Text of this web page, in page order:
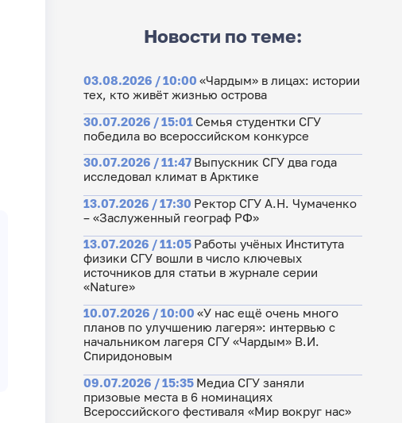
Новости по теме:
03.08.2026 / 10:00 «Чардым» в лицах: истории
тех, кто живёт жизнью острова
30.07.2026 / 15:01 Семья студентки СГУ
победила во всероссийском конкурсе
30.07.2026 / 11:47 Выпускник СГУ два года
исследовал климат в Арктике
13.07.2026 / 17:30 Ректор СГУ А.Н. Чумаченко
– «Заслуженный географ РФ»
13.07.2026 / 11:05 Работы учёных Института
физики СГУ вошли в число ключевых
источников для статьи в журнале серии
«Nature»
10.07.2026 / 10:00 «У нас ещё очень много
планов по улучшению лагеря»: интервью с
начальником лагеря СГУ «Чардым» В.И.
Спиридоновым
09.07.2026 / 15:35 Медиа СГУ заняли
призовые места в 6 номинациях
Всероссийского фестиваля «Мир вокруг нас»